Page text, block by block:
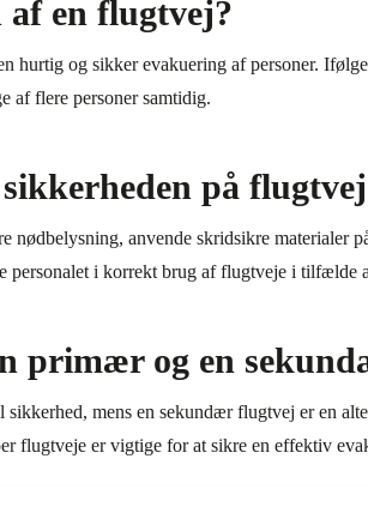
en flugtvej?
og sikker evakuering af personer.
af flere personer samtidig.
på
nødbelysning, anvende skridsikre materialer
i korrekt brug af flugtveje i tilfælde
primær og en
mens en sekundær flugtvej er en
flugtveje er vigtige for at sikre en effektiv